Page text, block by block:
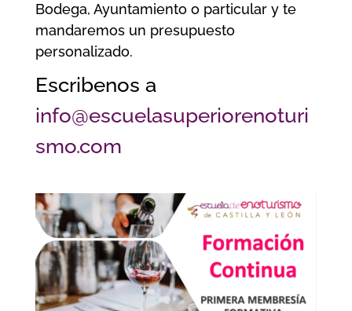
Bodega, Ayuntamiento o particular y te
mandaremos un presupuesto
personalizado.
Escribenos a
info@escuelasuperiorenoturi
smo.com